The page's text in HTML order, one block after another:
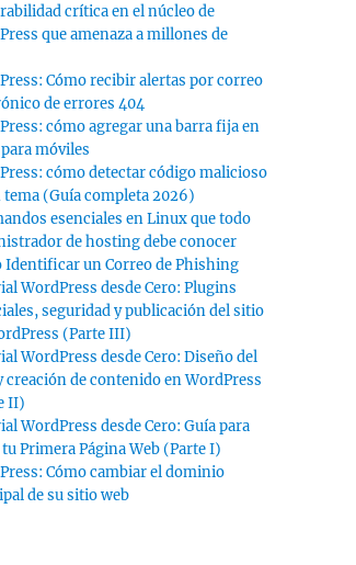
crítica en el núcleo de
que amenaza a millones de
Cómo recibir alertas por correo
de errores 404
cómo agregar una barra fija en
móviles
cómo detectar código malicioso
tema (Guía completa 2026)
esenciales en Linux que todo
de hosting debe conocer
Identificar un Correo de Phishing
WordPress desde Cero: Plugins
seguridad y publicación del sitio
(Parte III)
WordPress desde Cero: Diseño del
creación de contenido en WordPress
II)
WordPress desde Cero: Guía para
tu Primera Página Web (Parte I)
Cómo cambiar el dominio
de su sitio web